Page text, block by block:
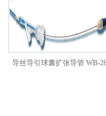
导丝导引球囊扩张导管 WB-